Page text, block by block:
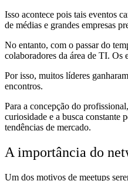
Isso acontece pois tais eventos
de médias e grandes empresas
No entanto, com o passar do
colaboradores da área de TI. Os
Por isso, muitos líderes
encontros.
Para a concepção do
curiosidade e a busca constante
tendências de mercado.
A importância do
Um dos motivos de meetups